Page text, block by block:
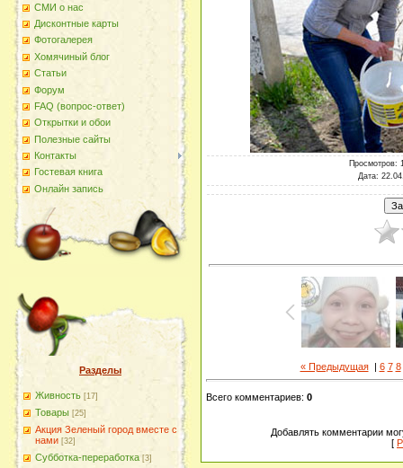
СМИ о нас
Дисконтные карты
Фотогалерея
Хомячиный блог
Статьи
Форум
FAQ (вопрос-ответ)
Открытки и обои
Полезные сайты
Контакты
Гостевая книга
Онлайн запись
Разделы
Живность [17]
Товары [25]
Акция Зеленый город вместе с
нами [32]
Субботка-переработка [3]
Просмотров:
Дата:
« Предыдущая| 6 7 8
Всего комментариев: 0
Добавлять комментарии
[